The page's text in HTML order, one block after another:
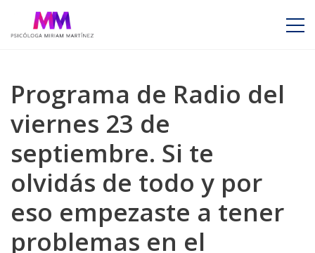
Programa de Radio del
viernes 23 de
septiembre. Si te
olvidás de todo y por
eso empezaste a tener
problemas en el